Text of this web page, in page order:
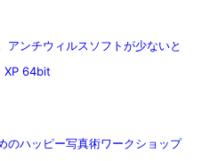
アンチウィルスソフトが少ないと
XP 64bit
のハッピー写真術ワークショップ